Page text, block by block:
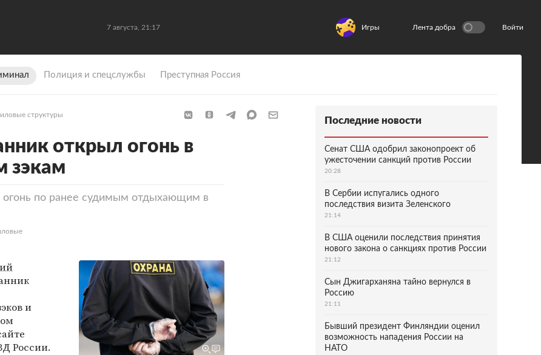
7 августа, 21:17 Игры Лента добра Войти
Полиция и спецслужбы Преступная Россия
структуры
открыл огонь в
зэкам
огонь по ранее судимым отдыхающим в
и
России.
Последние новости
Сенат США одобрил законопроект об
ужесточении санкций против России
20:28
В Сербии испугались одного
последствия визита Зеленского
21:14
В США оценили последствия принятия
нового закона о санкциях против России
21:12
Сын Джигарханяна тайно вернулся в
Россию
21:11
Бывший президент Финляндии оценил
возможность нападения России на
НАТО